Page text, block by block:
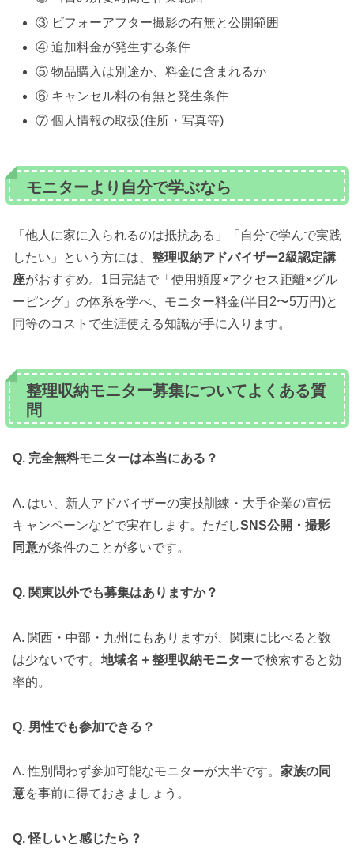
③ ビフォーアフター撮影の有無と公開範囲
④ 追加料金が発生する条件
⑤ 物品購入は別途か、料金に含まれるか
⑥ キャンセル料の有無と発生条件
⑦ 個人情報の取扱(住所・写真等)
モニターより自分で学ぶなら
「他人に家に入られるのは抵抗ある」「自分で学んで実践
したい」という方には、 整理収納アドバイザー2級認定講
座がおすすめ。1日完結で「使用頻度×アクセス距離×グル
ーピング」の体系を学べ、モニター料金(半日2〜5万円)と
同等のコストで生涯使える知識が手に入ります。
整理収納モニター募集についてよくある質
問
Q. 完全無料モニターは本当にある？
A. はい、新人アドバイザーの実技訓練・大手企業の宣伝
キャンペーンなどで実在します。ただしSNS公開・撮影
同意が条件のことが多いです。
Q. 関東以外でも募集はありますか？
A. 関西・中部・九州にもありますが、関東に比べると数
は少ないです。 地域名＋整理収納モニターで検索すると効
率的。
Q. 男性でも参加できる？
A. 性別問わず参加可能なモニターが大半です。 家族の同
意を事前に得ておきましょう。
Q. 怪しいと感じたら？